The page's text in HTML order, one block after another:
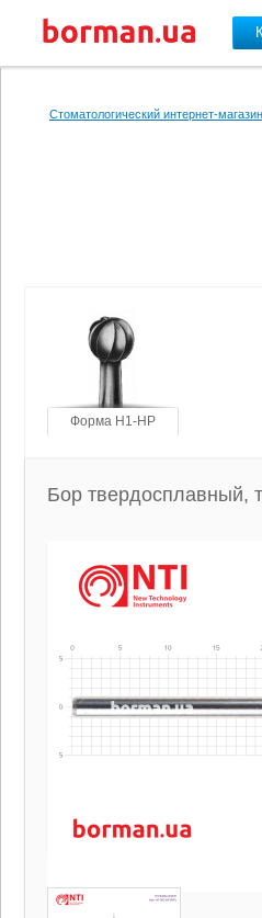
Стоматологический интернет-магазин
Форма H1-HP
Бор твердосплавный,